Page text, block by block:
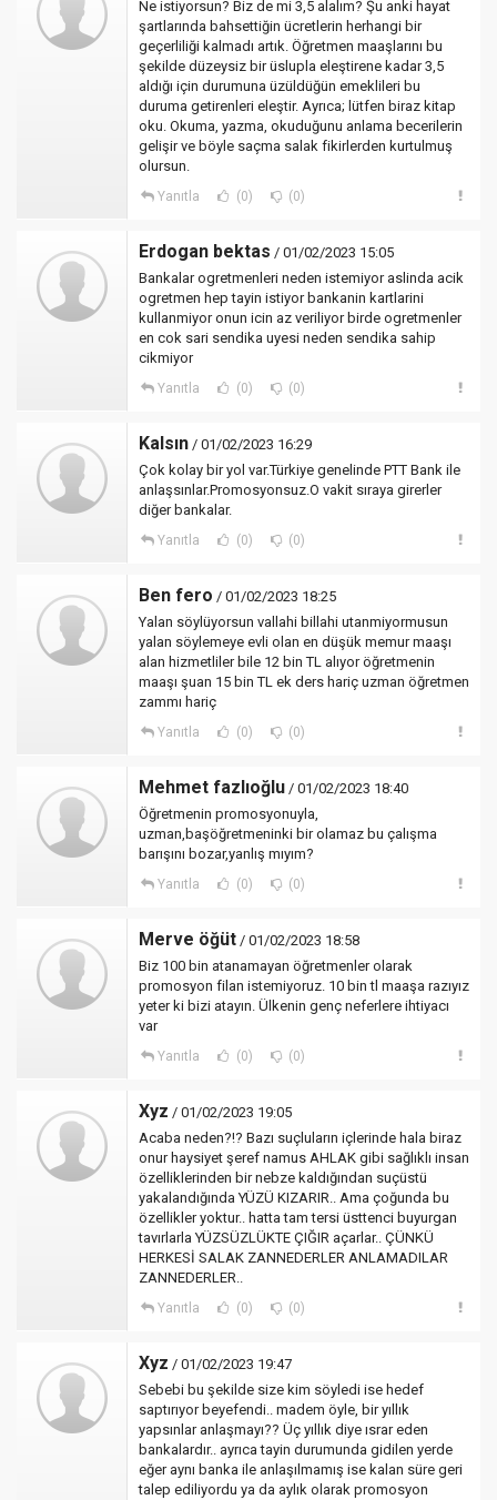
Ne istiyorsun? Biz de mi 3,5 alalım? Şu anki hayat
şartlarında bahsettiğin ücretlerin herhangi bir
geçerliliği kalmadı artık. Öğretmen maaşlarını bu
şekilde düzeysiz bir üslupla eleştirene kadar 3,5
aldığı için durumuna üzüldüğün emeklileri bu
duruma getirenleri eleştir. Ayrıca; lütfen biraz kitap
oku. Okuma, yazma, okuduğunu anlama becerilerin
gelişir ve böyle saçma salak fikirlerden kurtulmuş
olursun.
Yanıtla (0) (0)
Erdogan bektas / 01/02/2023 15:05
Bankalar ogretmenleri neden istemiyor aslinda acik
ogretmen hep tayin istiyor bankanin kartlarini
kullanmiyor onun icin az veriliyor birde ogretmenler
en cok sari sendika uyesi neden sendika sahip
cikmiyor
Yanıtla (0) (0)
Kalsın / 01/02/2023 16:29
Çok kolay bir yol var.Türkiye genelinde PTT Bank ile
anlaşsınlar.Promosyonsuz.O vakit sıraya girerler
diğer bankalar.
Yanıtla (0) (0)
Ben fero / 01/02/2023 18:25
Yalan söylüyorsun vallahi billahi utanmiyormusun
yalan söylemeye evli olan en düşük memur maaşı
alan hizmetliler bile 12 bin TL alıyor öğretmenin
maaşı şuan 15 bin TL ek ders hariç uzman öğretmen
zammı hariç
Yanıtla (0) (0)
Mehmet fazlıoğlu / 01/02/2023 18:40
Öğretmenin promosyonuyla,
uzman,başöğretmeninki bir olamaz bu çalışma
barışını bozar,yanlış mıyım?
Yanıtla (0) (0)
Merve öğüt / 01/02/2023 18:58
Biz 100 bin atanamayan öğretmenler olarak
promosyon filan istemiyoruz. 10 bin tl maaşa razıyız
yeter ki bizi atayın. Ülkenin genç neferlere ihtiyacı
var
Yanıtla (0) (0)
Xyz / 01/02/2023 19:05
Acaba neden?!? Bazı suçluların içlerinde hala biraz
onur haysiyet şeref namus AHLAK gibi sağlıklı insan
özelliklerinden bir nebze kaldığından suçüstü
yakalandığında YÜZÜ KIZARIR.. Ama çoğunda bu
özellikler yoktur.. hatta tam tersi üsttenci buyurgan
tavırlarla YÜZSÜZLÜKTE ÇIĞIR açarlar.. ÇÜNKÜ
HERKESİ SALAK ZANNEDERLER ANLAMADILAR
ZANNEDERLER..
Yanıtla (0) (0)
Xyz / 01/02/2023 19:47
Sebebi bu şekilde size kim söyledi ise hedef
saptırıyor beyefendi.. madem öyle, bir yıllık
yapsınlar anlaşmayı?? Üç yıllık diye ısrar eden
bankalardır.. ayrıca tayin durumunda gidilen yerde
eğer aynı banka ile anlaşılmamış ise kalan süre geri
talep ediliyordu ya da aylık olarak promosyon